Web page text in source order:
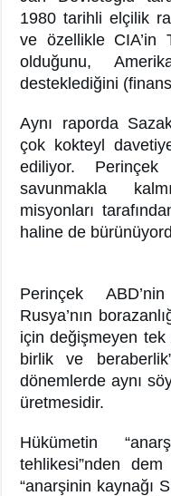
1980 tarihli elçilik
ve özellikle CIA’in
olduğunu,
desteklediğini
Aynı raporda
çok kokteyl
ediliyor.
savunmakla
misyonları
haline de
Perinçek
Rusya’nın
için değişmeyen tek
birlik ve
dönemlerde aynı
üretmesidir.
Hükümetin
tehlikesi”nden
“anarşinin kaynağı